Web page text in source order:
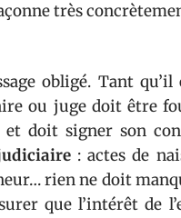
très
obligé. Tant
ou juge doit être
doit signer son
: actes de
rien ne doit
que l’intérêt de